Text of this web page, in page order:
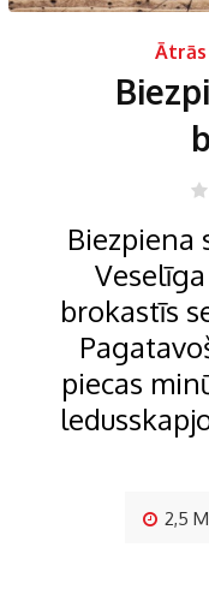
Biezpiena
brokastīs
piecas
2,5